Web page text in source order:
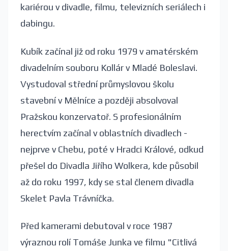
kariérou v divadle, filmu, televizních seriálech i
dabingu.
Kubík začínal již od roku 1979 v amatérském
divadelním souboru Kollár v Mladé Boleslavi.
Vystudoval střední průmyslovou školu
stavební v Mělníce a později absolvoval
Pražskou konzervatoř. S profesionálním
herectvím začínal v oblastních divadlech -
nejprve v Chebu, poté v Hradci Králové, odkud
přešel do Divadla Jiřího Wolkera, kde působil
až do roku 1997, kdy se stal členem divadla
Skelet Pavla Trávníčka.
Před kamerami debutoval v roce 1987
výraznou rolí Tomáše Junka ve filmu "Citlivá